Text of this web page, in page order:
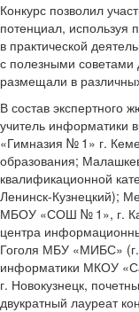
Конкурс позволил
потенциал,
в практической
с полезными советами
размещали в
В состав экспертного
учитель информатики
«Гимназия № 1» г.
образования;
квалификационной
Ленинск-Кузнецкий);
МБОУ «СОШ № 1», г.
центра
Гоголя МБУ «МИБС» (г.
информатики МКОУ
г. Новокузнецк,
двукратный лауреат